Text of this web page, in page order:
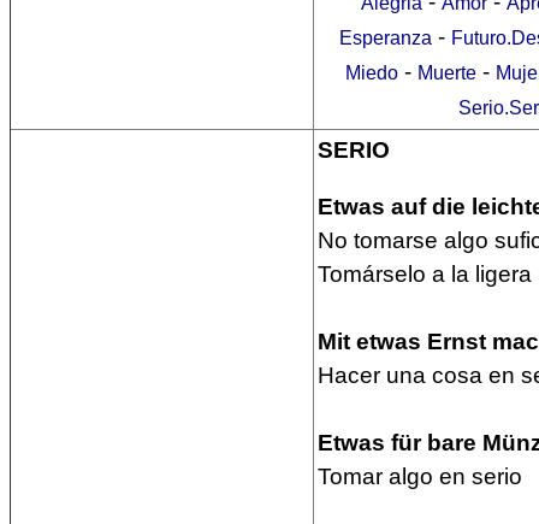
Esperanza -
Miedo - Muerte -
SERIO
Etwas auf die
No tomarse algo
Tomárselo a la ligera
Mit etwas Ernst
Hacer una cosa en
Etwas für bare
Tomar algo en serio